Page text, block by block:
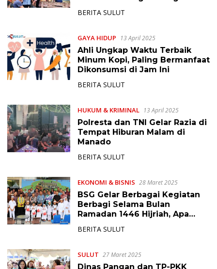
BERITA SULUT
GAYA HIDUP 13 April 2025
Ahli Ungkap Waktu Terbaik
Minum Kopi, Paling Bermanfaat
Dikonsumsi di Jam Ini
BERITA SULUT
HUKUM & KRIMINAL 13 April 2025
Polresta dan TNI Gelar Razia di
Tempat Hiburan Malam di
Manado
BERITA SULUT
EKONOMI & BISNIS 28 Maret 2025
BSG Gelar Berbagai Kegiatan
Berbagi Selama Bulan
Ramadan 1446 Hijriah, Apa
BERITA SULUT
SULUT 27 Maret 2025
Dinas Pangan dan TP-PKK